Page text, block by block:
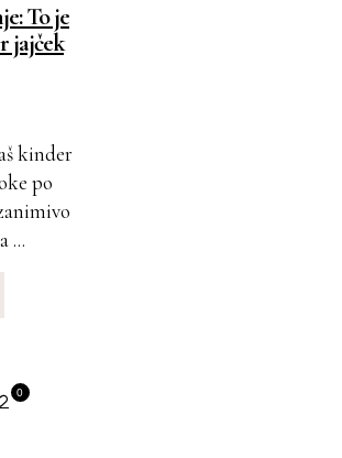
To je
jajček
kinder
po
...
0